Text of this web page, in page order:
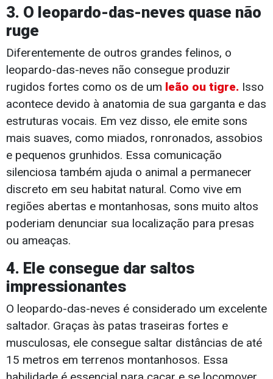
3. O leopardo-das-neves quase não
ruge
Diferentemente de outros grandes felinos, o
leopardo-das-neves não consegue produzir
rugidos fortes como os de um leão ou tigre. Isso
acontece devido à anatomia de sua garganta e das
estruturas vocais. Em vez disso, ele emite sons
mais suaves, como miados, ronronados, assobios
e pequenos grunhidos. Essa comunicação
silenciosa também ajuda o animal a permanecer
discreto em seu habitat natural. Como vive em
regiões abertas e montanhosas, sons muito altos
poderiam denunciar sua localização para presas
ou ameaças.
4. Ele consegue dar saltos
impressionantes
O leopardo-das-neves é considerado um excelente
saltador. Graças às patas traseiras fortes e
musculosas, ele consegue saltar distâncias de até
15 metros em terrenos montanhosos. Essa